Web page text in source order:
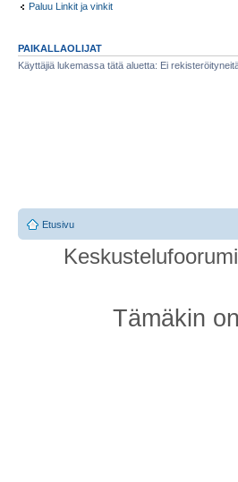
Paluu Linkit ja vinkit
PAIKALLAOLIJAT
Käyttäjiä lukemassa tätä aluetta: Ei
Etusivu
Tämäkin on